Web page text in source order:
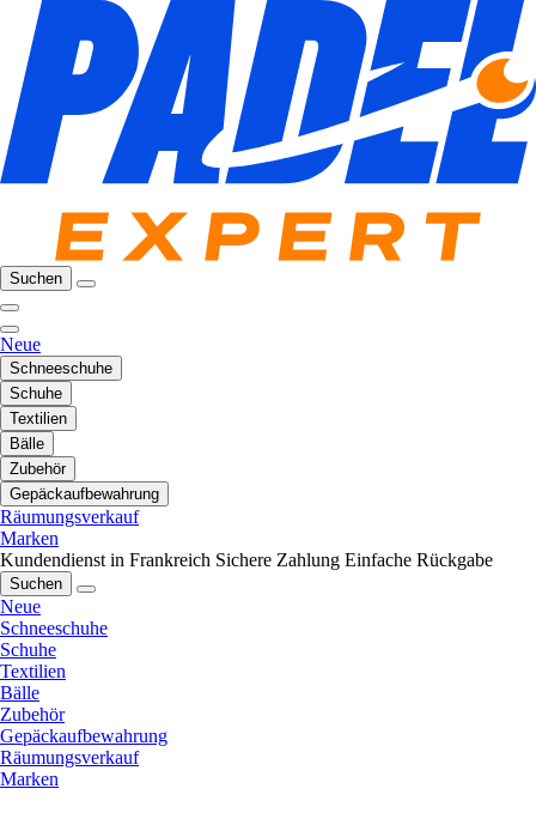
Suchen
Neue
Schneeschuhe
Schuhe
Textilien
Bälle
Zubehör
Gepäckaufbewahrung
Räumungsverkauf
Marken
Kundendienst in Frankreich Sichere Zahlung Einfache Rückgabe
Suchen
Neue
Schneeschuhe
Schuhe
Textilien
Bälle
Zubehör
Gepäckaufbewahrung
Räumungsverkauf
Marken